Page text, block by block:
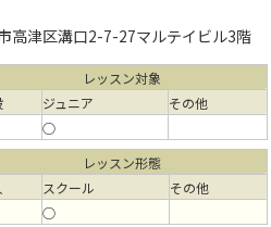
高津区溝口2-7-27マルテイビル3階
レッスン対象
ジュニア
その他
○
レッスン形態
スクール
その他
○